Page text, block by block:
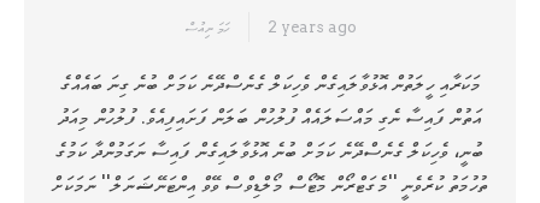
ހަމަ ނިއުސް 2 years ago
މަކަރާއި ހީލަތުން އޮޅުވާލައިގެން ވެހިކަލް ގެނެސްދޭނެ ކަމަށް ބުނެ ގިނަ ބައެއްގެ
އަތުން ފައިސާ ނެގި މައްސަލައެއް ފުލުހުން ބަލަން ފަށައިފިއެވެ. ފުލުހުން މިއަދު
ބުނީ، ވެހިކަލް ގެނެސްދޭނެ ކަމަށް ބުނެ އޮޅުވާލައިގެން ފައިސާ ނަގަމުންދާ ކަމުގެ
ތުހުމަތު ކުރެވެނީ ''މެގަޓްރޯން މޮޓޯސް މޯލްޑިވްސް ވޭވް އިންޓަނޭޝަނަލް'' ނަމަކަށް